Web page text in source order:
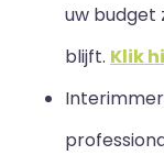
uw budget
blijft. Klik